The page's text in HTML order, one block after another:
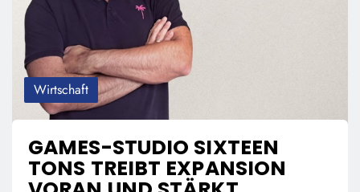
Wirtschaft
GAMES-STUDIO SIXTEEN
TONS TREIBT EXPANSION